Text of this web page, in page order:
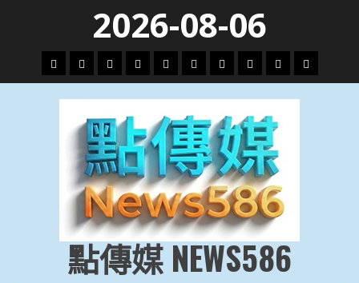
content
2026-08-06
頭
條
財
經
地
方.
會
文
教.
技
專
題
娛
樂
劇
政
治
國
際
運
動
生
活
點傳媒 NEWS586